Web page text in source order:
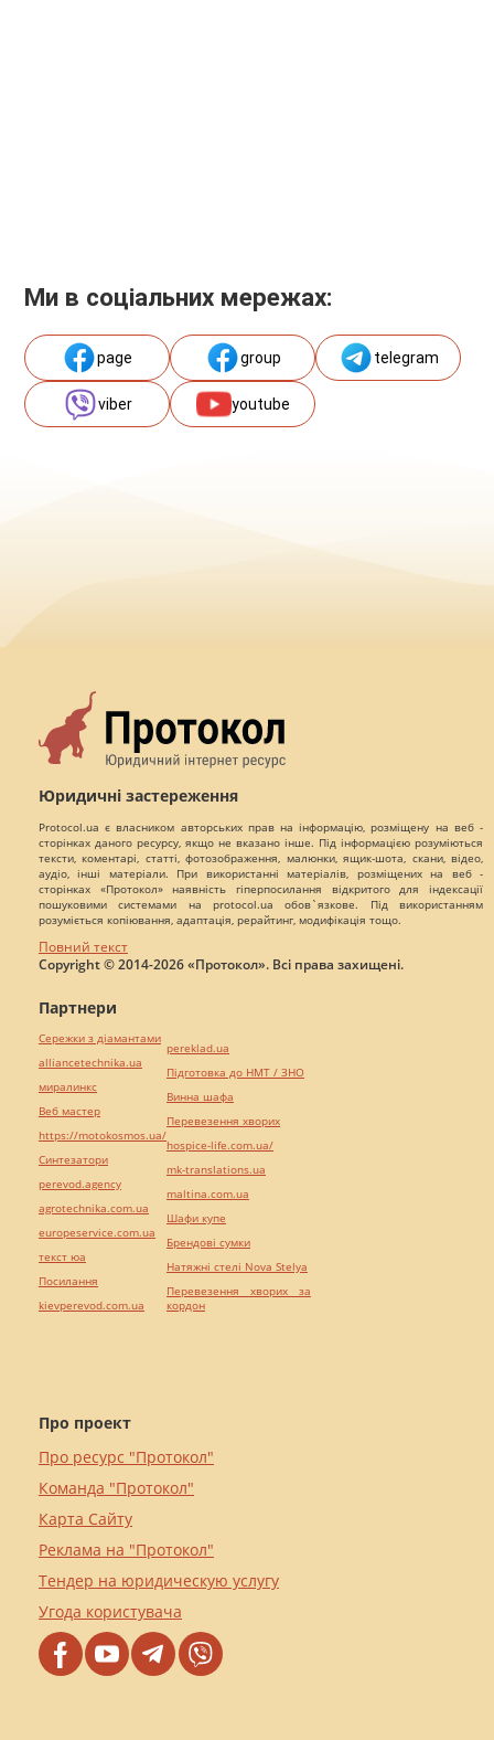
Ми в соціальних мережах:
page group telegram
viber youtube
Юридичні застереження
Protocol.ua є власником авторських прав на інформацію, розміщену на веб -
сторінках даного ресурсу, якщо не вказано інше. Під інформацією розуміються
тексти, коментарі, статті, фотозображення, малюнки, ящик-шота, скани, відео,
аудіо, інші матеріали. При використанні матеріалів, розміщених на веб -
сторінках «Протокол» наявність гіперпосилання відкритого для індексації
пошуковими системами на protocol.ua обов`язкове. Під використанням
розуміється копіювання, адаптація, рерайтинг, модифікація тощо.
Повний текст
Copyright © 2014-2026 «Протокол». Всі права захищені.
Про проект
Про ресурс "Протокол"
Команда "Протокол"
Карта Сайту
Реклама на "Протокол"
Тендер на юридическую услугу
Угода користувача
Партнери
Сережки з діамантами
alliancetechnika.ua
миралинкс
Веб мастер
https://motokosmos.ua/
Синтезатори
perevod.agency
agrotechnika.com.ua
europeservice.com.ua
текст юа
Посилання
kievperevod.com.ua
pereklad.ua
Підготовка до НМТ / ЗНО
Винна шафа
Перевезення хворих
hospice-life.com.ua/
mk-translations.ua
maltina.com.ua
Шафи купе
Брендові сумки
Натяжні стелі Nova Stelya
Перевезення хворих за
кордон